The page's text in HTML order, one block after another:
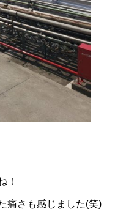
！
痛さも感じました(笑)